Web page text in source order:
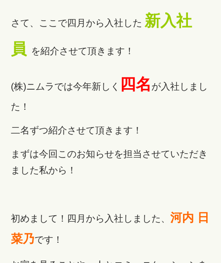
さて、ここで四月から入社した 新入社
員
を紹介させて頂きます！
(株)ニムラでは今年新しく 四名 が入社しまし
た！
二名ずつ紹介させて頂きます！
まずは今回このお知らせを担当させていただき
ました私から！
初めまして！四月から入社しました、河内 日
菜乃です！